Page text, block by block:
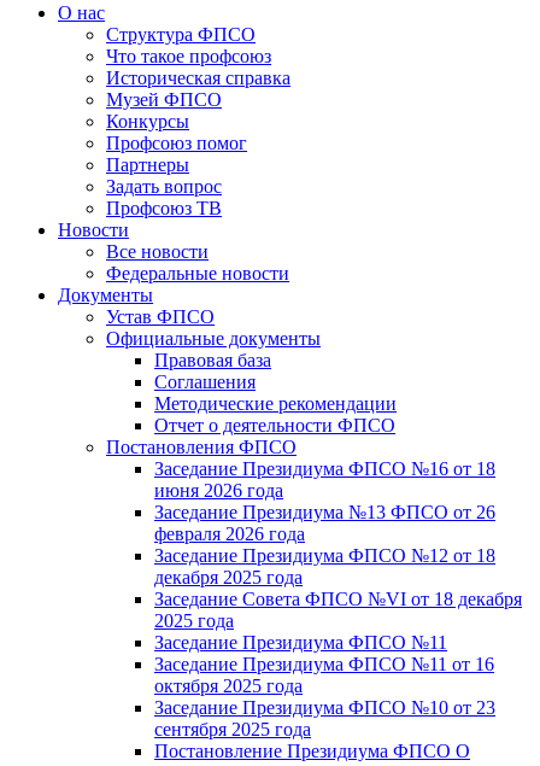
О нас
Структура ФПСО
Что такое профсоюз
Историческая справка
Музей ФПСО
Конкурсы
Профсоюз помог
Партнеры
Задать вопрос
Профсоюз ТВ
Новости
Все новости
Федеральные новости
Документы
Устав ФПСО
Официальные документы
Правовая база
Соглашения
Методические рекомендации
Отчет о деятельности ФПСО
Постановления ФПСО
Заседание Президиума ФПСО №16 от 18
июня 2026 года
Заседание Президиума №13 ФПСО от 26
февраля 2026 года
Заседание Президиума ФПСО №12 от 18
декабря 2025 года
Заседание Совета ФПСО №VI от 18 декабря
2025 года
Заседание Президиума ФПСО №11
Заседание Президиума ФПСО №11 от 16
октября 2025 года
Заседание Президиума ФПСО №10 от 23
сентября 2025 года
Постановление Президиума ФПСО О